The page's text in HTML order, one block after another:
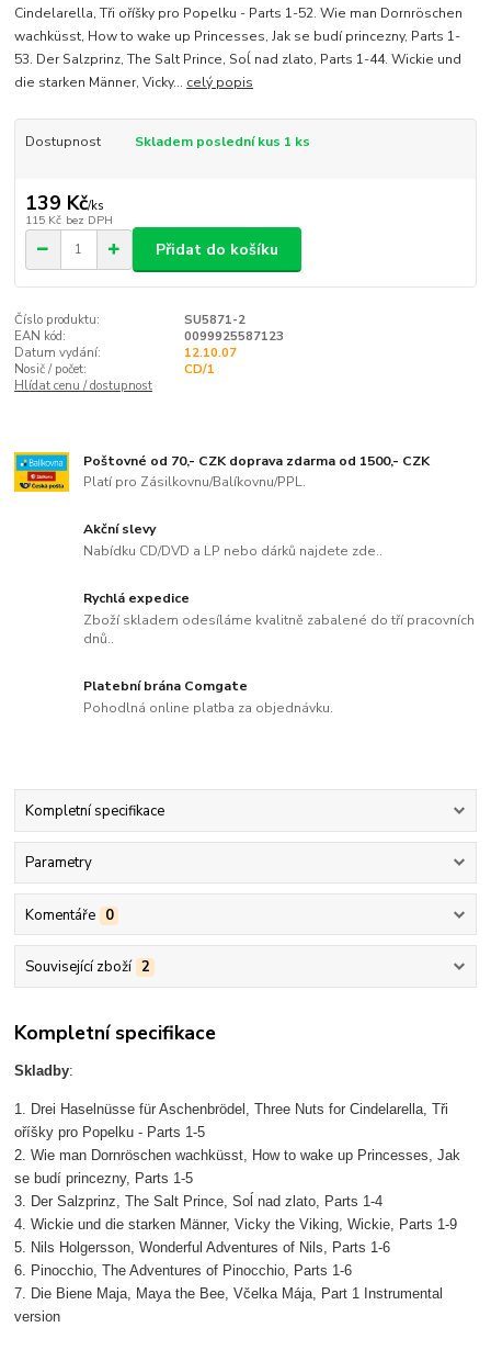
Cindelarella, Tři oříšky pro Popelku - Parts 1-52. Wie man Dornröschen
wachküsst, How to wake up Princesses, Jak se budí princezny, Parts 1-
53. Der Salzprinz, The Salt Prince, Soĺ nad zlato, Parts 1-44. Wickie und
die starken Männer, Vicky... celý popis
Dostupnost Skladem poslední kus 1 ks
139 Kč/ks
115 Kč bez DPH
Přidat do košíku
Číslo produktu:
SU5871-2
EAN kód:
0099925587123
Datum vydání:
12.10.07
Nosič / počet:
CD/1
Hlídat cenu / dostupnost
Poštovné od 70,- CZK doprava zdarma od 1500,- CZK
Platí pro Zásilkovnu/Balíkovnu/PPL.
Akční slevy
Nabídku CD/DVD a LP nebo dárků najdete zde..
Rychlá expedice
Zboží skladem odesíláme kvalitně zabalené do tří pracovních
dnů..
Platební brána Comgate
Pohodlná online platba za objednávku.
Kompletní specifikace
Parametry
Komentáře 0
Související zboží 2
Kompletní specifikace
Skladby:
1. Drei Haselnüsse für Aschenbrödel, Three Nuts for Cindelarella, Tři
oříšky pro Popelku - Parts 1-5
2. Wie man Dornröschen wachküsst, How to wake up Princesses, Jak
se budí princezny, Parts 1-5
3. Der Salzprinz, The Salt Prince, Soĺ nad zlato, Parts 1-4
4. Wickie und die starken Männer, Vicky the Viking, Wickie, Parts 1-9
5. Nils Holgersson, Wonderful Adventures of Nils, Parts 1-6
6. Pinocchio, The Adventures of Pinocchio, Parts 1-6
7. Die Biene Maja, Maya the Bee, Včelka Mája, Part 1 Instrumental
version